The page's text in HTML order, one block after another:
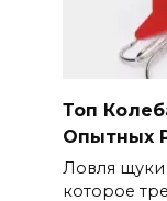
Топ
Опытных
Ловля щуки
которое